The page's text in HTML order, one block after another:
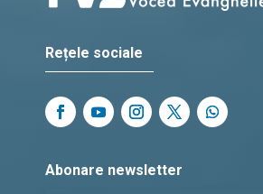
Rețele sociale
Abonare newsletter